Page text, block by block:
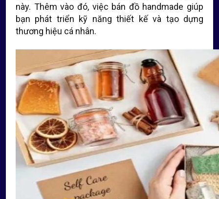
này. Thêm vào đó, việc bán đồ handmade giúp
bạn phát triển kỹ năng thiết kế và tạo dựng
thương hiệu cá nhân.